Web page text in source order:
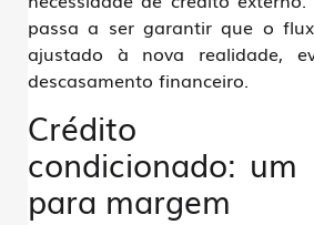
passa a ser garantir que o
ajustado à nova realidade,
descasamento financeiro.
Crédito
condicionado: um
para margem